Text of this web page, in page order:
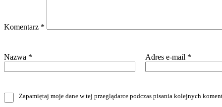
Komentarz *
Nazwa * Adres e-mail *
Zapamiętaj moje dane w tej przeglądarce podczas pisania kolejnych